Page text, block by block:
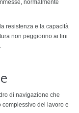
normalmente
resistenza e la capacità
non peggiorino ai fini
di navigazione che
complessivo del lavoro e